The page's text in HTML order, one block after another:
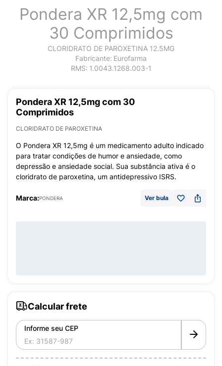
Pondera XR 12,5mg com
30 Comprimidos
CLORIDRATO DE PAROXETINA 12.5MG
Fabricante: Eurofarma
RMS: 1.0043.1268.003-1
Pondera XR 12,5mg com 30
Comprimidos
CLORIDRATO DE PAROXETINA
O Pondera XR 12,5mg é um medicamento adulto indicado
para tratar condições de humor e ansiedade, como
depressão e ansiedade social. Sua substância ativa é o
cloridrato de paroxetina, um antidepressivo ISRS.
Marca:PONDERA Ver bula
Calcular frete
Informe seu CEP